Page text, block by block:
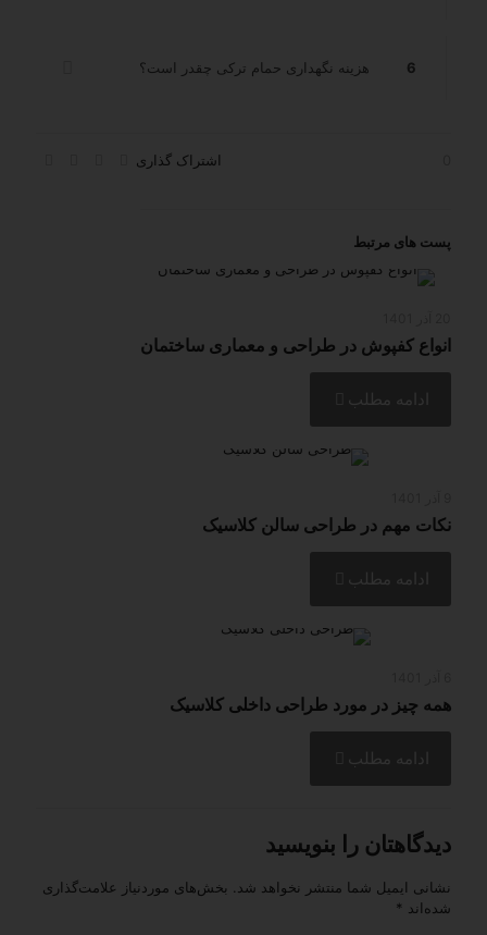
6 هزینه نگهداری حمام ترکی چقدر است؟
اشتراک گذاری
پست های مرتبط
انواع کفپوش در طراحی و معماری ساختمان
ادامه مطلب
نکات مهم در طراحی سالن کلاسیک
ادامه مطلب
همه چیز در مورد طراحی داخلی کلاسیک
ادامه مطلب
دیدگاهتان را بنویسید
نشانی ایمیل شما منتشر نخواهد شد.
بخش‌های موردنیاز علامت‌گذاری
شده‌اند *